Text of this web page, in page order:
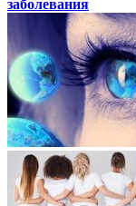
заболевания